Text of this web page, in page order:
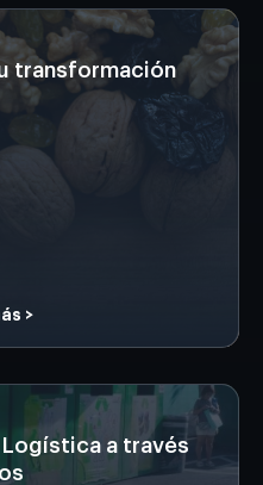
transformación
>
Logística a través